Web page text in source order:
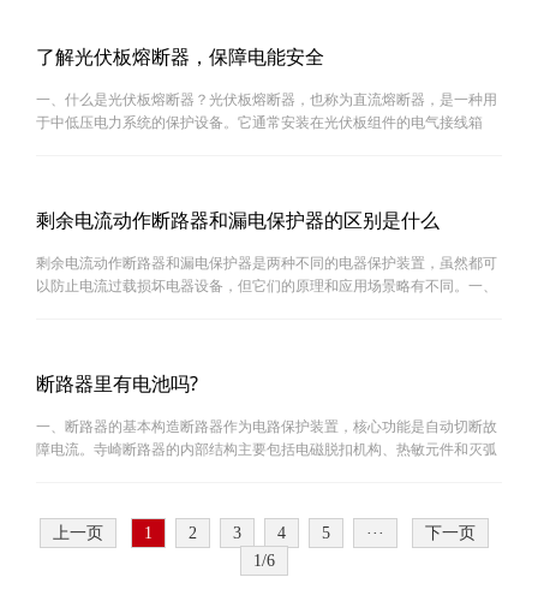
了解光伏板熔断器，保障电能安全
一、什么是光伏板熔断器？光伏板熔断器，也称为直流熔断器，是一种用
于中低压电力系统的保护设备。它通常安装在光伏板组件的电气接线箱
剩余电流动作断路器和漏电保护器的区别是什么
剩余电流动作断路器和漏电保护器是两种不同的电器保护装置，虽然都可
以防止电流过载损坏电器设备，但它们的原理和应用场景略有不同。一、
断路器里有电池吗?
一、断路器的基本构造断路器作为电路保护装置，核心功能是自动切断故
障电流。寺崎断路器的内部结构主要包括电磁脱扣机构、热敏元件和灭弧
上一页 1 2 3 4 5 ···
下一页
1/6